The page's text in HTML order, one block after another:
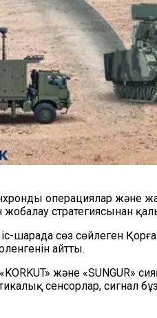
операциялар және
стратегиясынан
шарада сөз сөйлеген
айтты.
және «SUNGUR»
сенсорлар,